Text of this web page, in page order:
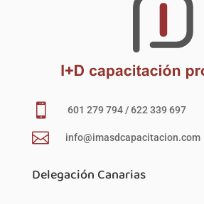
 601 279 794 / 622 339 697
 info@imasdcapacitacion.com
Delegación Canarias